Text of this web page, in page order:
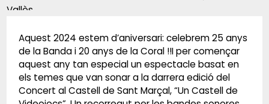
Aquest 2024 estem d’aniversari: celebrem 25 anys
de la Banda i 20 anys de la Coral !!I per començar
aquest any tan especial un espectacle basat en
els temes que van sonar a la darrera edició del
Concert al Castell de Sant Marçal, “Un Castell de